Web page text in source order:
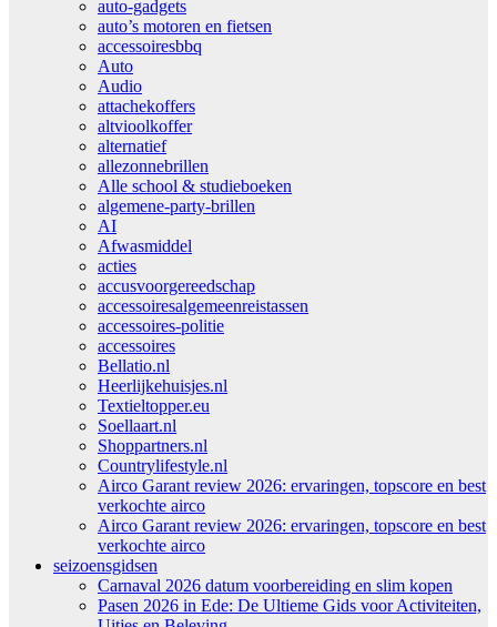
auto-gadgets
auto’s motoren en fietsen
accessoiresbbq
Auto
Audio
attachekoffers
altvioolkoffer
alternatief
allezonnebrillen
Alle school & studieboeken
algemene-party-brillen
AI
Afwasmiddel
acties
accusvoorgereedschap
accessoiresalgemeenreistassen
accessoires-politie
accessoires
Bellatio.nl
Heerlijkehuisjes.nl
Textieltopper.eu
Soellaart.nl
Shoppartners.nl
Countrylifestyle.nl
Airco Garant review 2026: ervaringen, topscore en best
verkochte airco
Airco Garant review 2026: ervaringen, topscore en best
verkochte airco
seizoensgidsen
Carnaval 2026 datum voorbereiding en slim kopen
Pasen 2026 in Ede: De Ultieme Gids voor Activiteiten,